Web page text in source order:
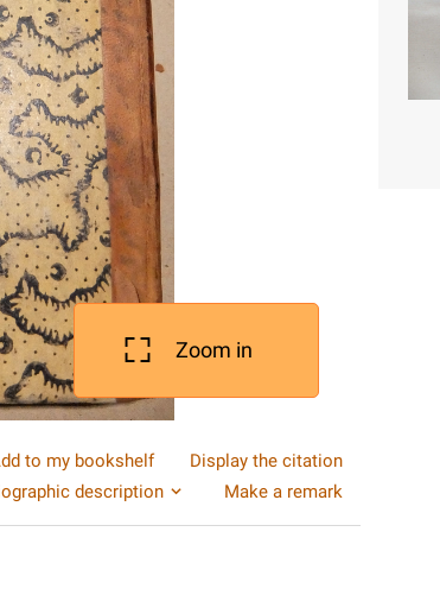
Zoom in
to my bookshelf
Display the citation
description
Make a remark